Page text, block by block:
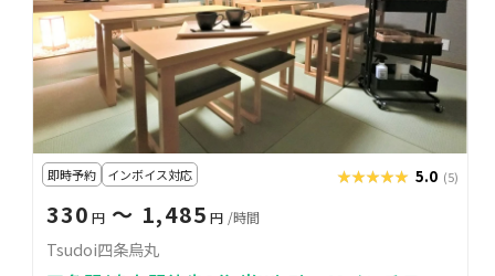
即時予約 インボイス対応 ★★★★★
★★★★★ 5.0 (5)
330 円〜 1,485 円 /時間
Tsudoi四条烏丸